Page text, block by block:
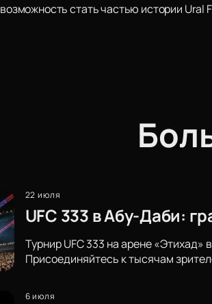
стать частью истории Ural
22 июля
UFC 333 в Абу-Даби:
Турнир UFC 333 на арене
Присоединяйтесь к тысячам
6 июля